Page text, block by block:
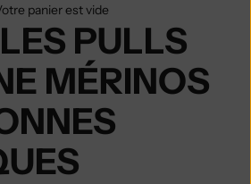
panier est vide
PULLS
MÉRINOS